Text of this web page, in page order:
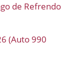
de Refrendo
(Auto 990